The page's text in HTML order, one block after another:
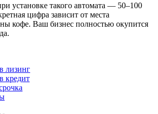
установке такого автомата — 50–100
цифра зависит от места
кофе. Ваш бизнес полностью окупится
лизинг
кредит